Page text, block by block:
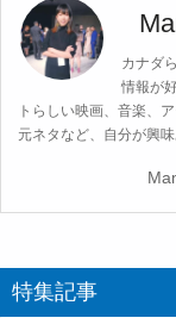
カナダ
情報が
トらしい映画、音楽、
元ネタなど、自分が興
特集記事